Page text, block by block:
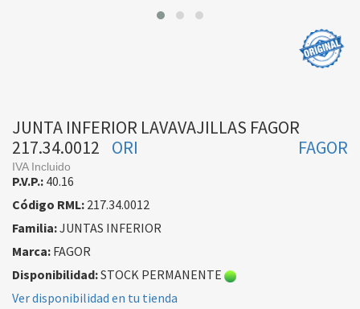
JUNTA INFERIOR LAVAVAJILLAS FAGOR
217.34.0012
FAGOR
ORI
IVA Incluido
P.V.P.: 40.16
Código RML: 217.34.0012
Familia:JUNTAS INFERIOR
Marca: FAGOR
Disponibilidad:STOCK PERMANENTE
Ver disponibilidad en tu tienda